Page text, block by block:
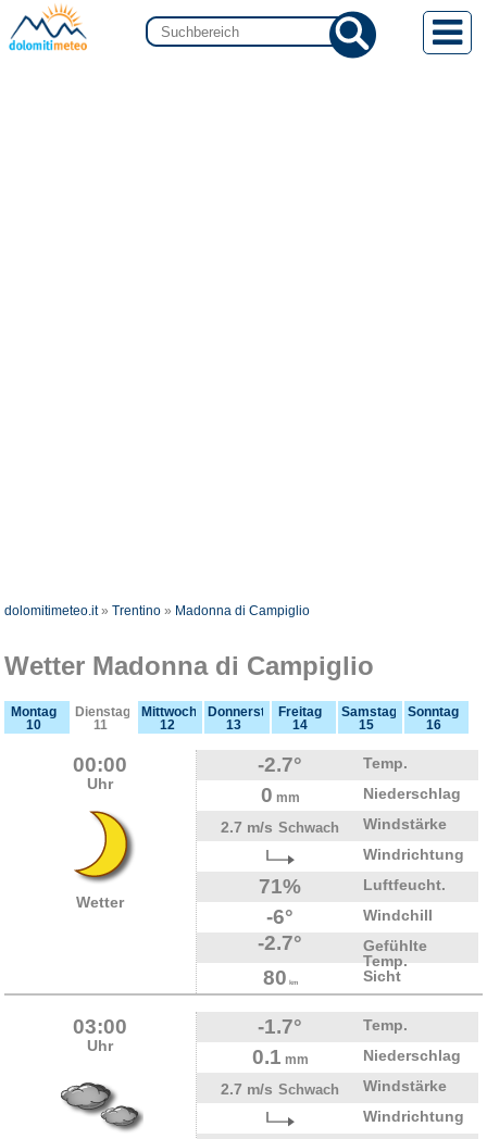
dolomitimeteo.it»Trentino » Madonna di Campiglio
Wetter Madonna di Campiglio
Montag
10
Dienstag
11
Mittwoch
12
Donnerstag
13
Freitag
14
Samstag
15
Sonntag
16
00:00
Uhr
Wetter
-2.7° Temp.
0 mm
Niederschlag
2.7 m/s Schwach
Windstärke
Windrichtung
71% Luftfeucht.
-6° Windchill
-2.7°
Gefühlte
Temp.
80 km Sicht
03:00
Uhr
-1.7° Temp.
0.1 mm
Niederschlag
2.7 m/s Schwach
Windstärke
Windrichtung